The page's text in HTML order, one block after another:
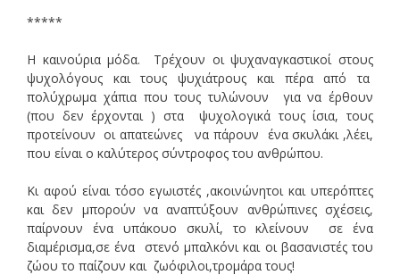
*****
Η καινούρια μόδα. Τρέχουν οι ψυχαναγκαστικοί στους
ψυχολόγους και τους ψυχιάτρους και πέρα από τα
πολύχρωμα χάπια που τους τυλώνουν για να έρθουν
(που δεν έρχονται ) στα ψυχολογικά τους ίσια, τους
προτείνουν οι απατεώνες να πάρουν ένα σκυλάκι ,λέει,
που είναι ο καλύτερος σύντροφος του ανθρώπου.
Κι αφού είναι τόσο εγωιστές ,ακοινώνητοι και υπερόπτες
και δεν μπορούν να αναπτύξουν ανθρώπινες σχέσεις,
παίρνουν ένα υπάκουο σκυλί, το κλείνουν σε ένα
διαμέρισμα,σε ένα στενό μπαλκόνι και οι βασανιστές του
ζώου το παίζουν και ζωόφιλοι,τρομάρα τους!